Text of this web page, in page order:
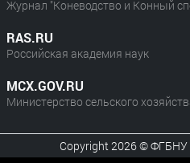
Журнал "Коневодство и Конный
RAS.RU
Российская академия наук
MCX.GOV.RU
Министерство сельского
Copyright 2026 © ФГБНУ